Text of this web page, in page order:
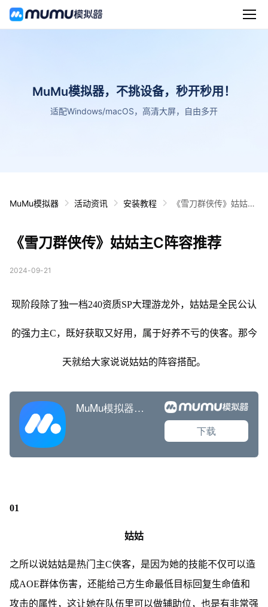
MuMu模拟器，不挑设备，秒开秒用！
适配Windows/macOS，高清大屏，自由多开
MuMu模拟器 活动资讯 安装教程
《雪刀群侠传》姑姑主
《雪刀群侠传》姑姑主C阵容推荐
2024-09-21
现阶段除了独一档240资质SP大理游龙外，姑姑是全民公认
的强力主C，既好获取又好用，属于好养不亏的侠客。那今
天就给大家说说姑姑的阵容搭配。
01
姑姑
之所以说姑姑是热门主C侠客，是因为她的技能不仅可以造
成AOE群体伤害，还能给己方生命最低目标回复生命值和
攻击的属性，这让她在队伍里可以做辅助位，也是有非常强